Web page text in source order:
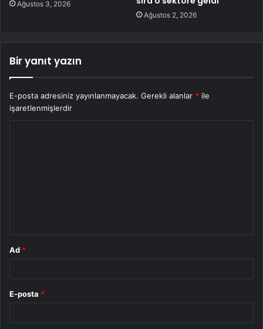
Ağustos 3, 2026
Ağustos 2, 2026
Bir yanıt yazın
E-posta adresiniz yayınlanmayacak. Gerekli alanlar * ile
işaretlenmişlerdir
Ad *
E-posta *